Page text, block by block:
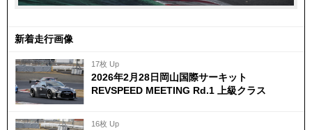
新着走行画像
17枚 Up
2026年2月28日岡山国際サーキット
REVSPEED MEETING Rd.1 上級クラス
16枚 Up